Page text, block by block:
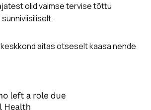
olid vaimse tervise tõttu
aitas otseselt kaasa nende